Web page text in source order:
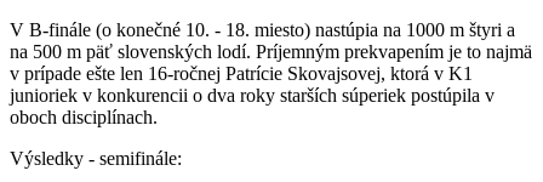
V B-finále (o konečné 10. - 18. miesto) nastúpia na 1000 m štyri a
na 500 m päť slovenských lodí. Príjemným prekvapením je to najmä
v prípade ešte len 16-ročnej Patrície Skovajsovej, ktorá v K1
junioriek v konkurencii o dva roky starších súperiek postúpila v
oboch disciplínach.
Výsledky - semifinále: